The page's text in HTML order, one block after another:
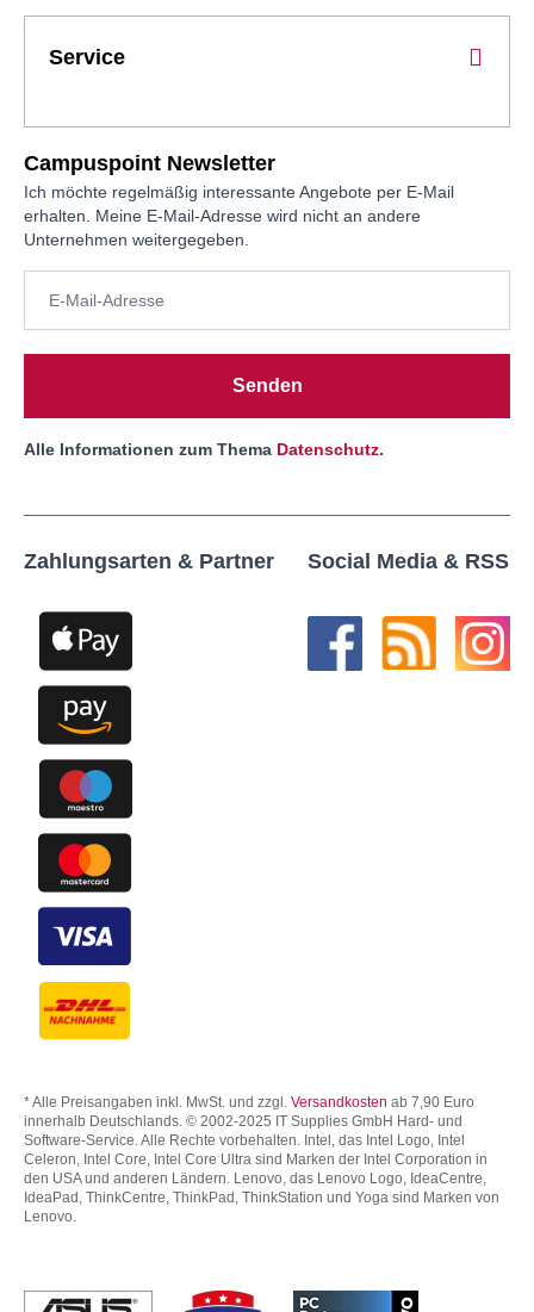
Service
Campuspoint Newsletter
Ich möchte regelmäßig interessante Angebote per E-Mail
erhalten. Meine E-Mail-Adresse wird nicht an andere
Unternehmen weitergegeben.
Senden
Alle Informationen zum Thema Datenschutz.
Zahlungsarten & Partner Social Media & RSS
* Alle Preisangaben inkl. MwSt. und zzgl. Versandkosten ab 7,90 Euro
innerhalb Deutschlands. © 2002-2025 IT Supplies GmbH Hard- und
Software-Service. Alle Rechte vorbehalten. Intel, das Intel Logo, Intel
Celeron, Intel Core, Intel Core Ultra sind Marken der Intel Corporation in
den USA und anderen Ländern. Lenovo, das Lenovo Logo, IdeaCentre,
IdeaPad, ThinkCentre, ThinkPad, ThinkStation und Yoga sind Marken von
Lenovo.